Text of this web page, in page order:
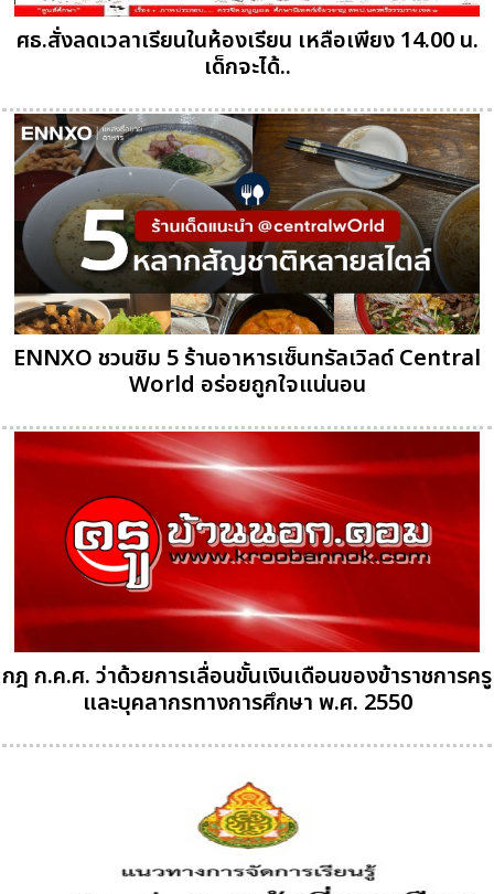
ศธ.สั่งลดเวลาเรียนในห้องเรียน เหลือเพียง 14.00 น.
เด็กจะได้..
ENNXO ชวนชิม 5 ร้านอาหารเซ็นทรัลเวิลด์ Central
World อร่อยถูกใจแน่นอน
กฎ ก.ค.ศ. ว่าด้วยการเลื่อนขั้นเงินเดือนของข้าราชการครู
และบุคลากรทางการศึกษา พ.ศ. 2550